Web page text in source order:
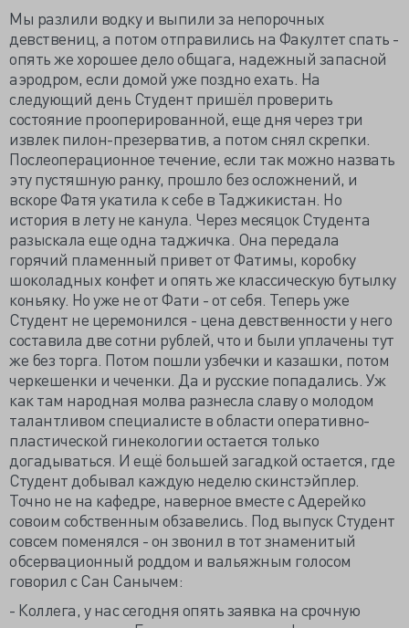
Мы разлили водку и выпили за непорочных
девствениц, а потом отправились на Факултет спать -
опять же хорошее дело общага, надежный запасной
аэродром, если домой уже поздно ехать. На
следующий день Студент пришёл проверить
состояние прооперированной, еще дня через три
извлек пилон-презерватив, а потом снял скрепки.
Послеоперационное течение, если так можно назвать
эту пустяшную ранку, прошло без осложнений, и
вскоре Фатя укатила к себе в Таджикистан. Но
история в лету не канула. Через месяцок Студента
разыскала еще одна таджичка. Она передала
горячий пламенный привет от Фатимы, коробку
шоколадных конфет и опять же классическую бутылку
коньяку. Но уже не от Фати - от себя. Теперь уже
Студент не церемонился - цена девственности у него
составила две сотни рублей, что и были уплачены тут
же без торга. Потом пошли узбечки и казашки, потом
черкешенки и чеченки. Да и русские попадались. Уж
как там народная молва разнесла славу о молодом
талантливом специалисте в области оперативно-
пластической гинекологии остается только
догадываться. И ещё большей загадкой остается, где
Студент добывал каждую неделю скинстэйплер.
Точно не на кафедре, наверное вместе с Адерейко
совоим собственным обзавелись. Под выпуск Студент
совсем поменялся - он звонил в тот знаменитый
обсервационный роддом и вальяжным голосом
говорил с Сан Санычем:
- Коллега, у нас сегодня опять заявка на срочную